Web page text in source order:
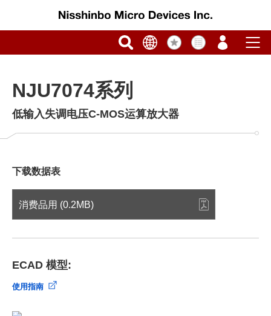
NJU7074系列
低输入失调电压C-MOS运算放大器
下载数据表
消费品用 (0.2MB)
ECAD 模型:
使用指南